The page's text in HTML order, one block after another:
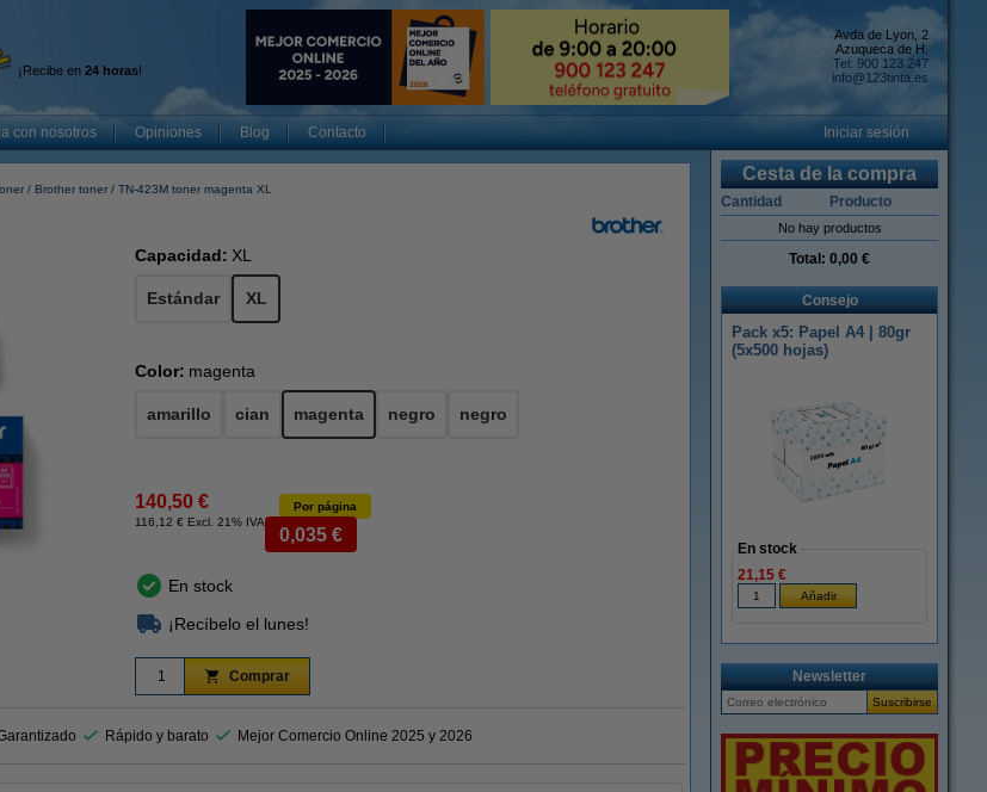
¡Recibe en 24 horas!
Avda de Lyon, 2
Azuqueca de H.
Tel: 900 123 247
info@123tinta.es
con nosotros Opiniones Blog Contacto Iniciar sesión
Brother toner TN-423M toner magenta XL
Capacidad: XL
Estándar XL
Color: magenta
amarillo cian magenta negro negro
140,50 €
116,12 € Excl. 21% IVA
Por página
0,035 €
En stock
¡Recíbelo el lunes!
Comprar
Rápido y barato Mejor Comercio Online 2025 y 2026
Cesta de la compra
Cantidad Producto
No hay productos
Total: 0,00 €
Consejo
Pack x5: Papel A4 | 80gr
(5x500 hojas)
En stock
21,15 €
Newsletter